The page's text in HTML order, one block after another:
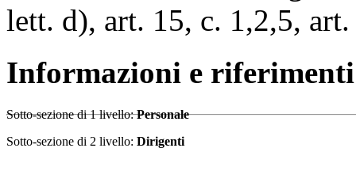
lett. d), art. 15, c. 1,2,5,
Informazioni e
Sotto-sezione di 1 livello:Personale
Sotto-sezione di 2 livello: Dirigenti